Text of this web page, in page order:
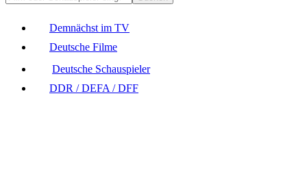
Demnächst im TV
Deutsche Filme
Deutsche Schauspieler
DDR / DEFA / DFF